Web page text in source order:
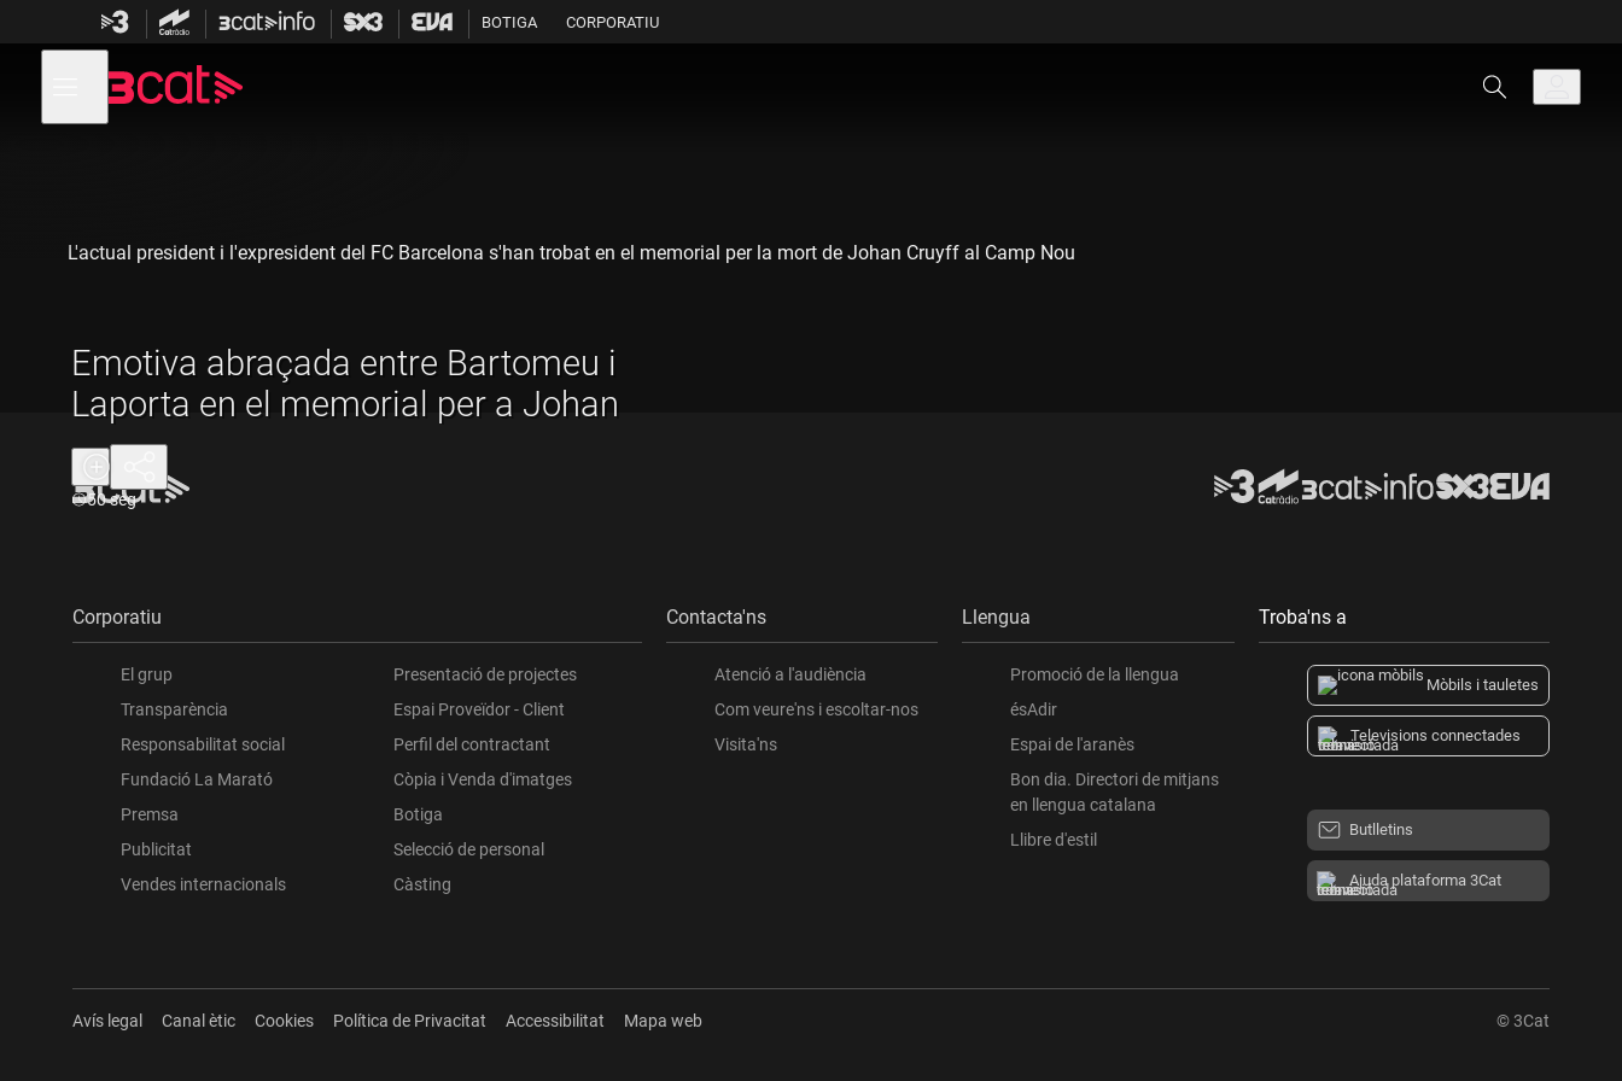
contingut
BOTIGA CORPORATIU
menú
de
Emotiva abraçada entre Bartomeu i
Laporta en el memorial per a Johan
Durada:
50 seg
L'actual president i l'expresident del FC Barcelona s'han trobat en el memorial per la mort de Johan Cruyff al Camp Nou
Corporatiu
El grup
Transparència
Responsabilitat social
Fundació La Marató
Premsa
Publicitat
Vendes internacionals
Presentació de projectes
Espai Proveïdor - Client
Perfil del contractant
Còpia i Venda d'imatges
Botiga
Selecció de personal
Càsting
Contacta'ns
Atenció a l'audiència
Com veure'ns i escoltar-nos
Visita'ns
Llengua
Promoció de la llengua
ésAdir
Espai de l'aranès
Bon dia. Directori de mitjans
en llengua catalana
Llibre d'estil
Troba'ns a
Mòbils i tauletes
Televisions connectades
Butlletins
Ajuda plataforma 3Cat
Avís legal Canal ètic Cookies Política de Privacitat Accessibilitat Mapa web © 3Cat